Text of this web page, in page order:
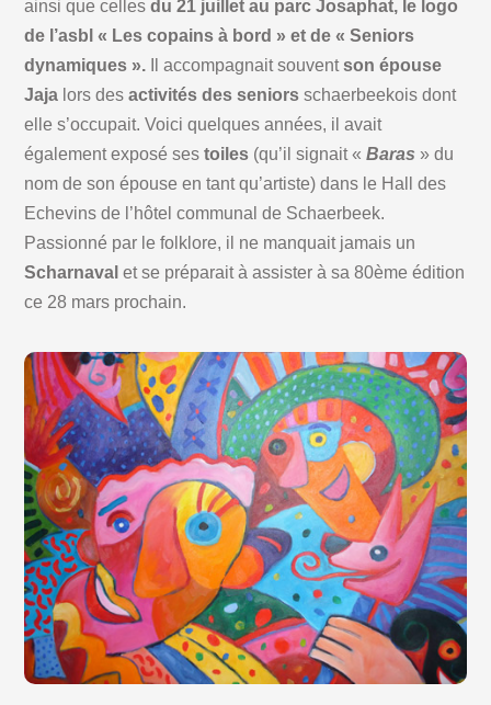
ainsi que celles du 21 juillet au parc Josaphat, le logo
de l’asbl « Les copains à bord » et de « Seniors
dynamiques ».
Il accompagnait souventson épouse
Jaja lors des activités des seniorsschaerbeekois dont
elle s’occupait. Voici quelques années, il avait
également exposé ses toiles (qu’il signait «Baras » du
nom de son épouse en tant qu’artiste) dans le Hall des
Echevins de l’hôtel communal de Schaerbeek.
Passionné par le folklore, il ne manquait jamais un
Scharnaval et se préparait à assister à sa 80ème édition
ce 28 mars prochain.